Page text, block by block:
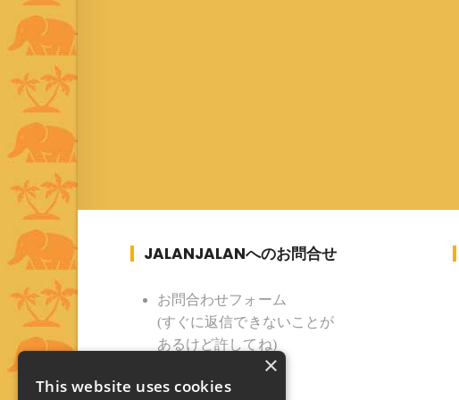
JALANJALANへのお問合せ
お問合わせフォーム
(すぐに返信できないことが
あるけど許してね)
×
This website uses cookies